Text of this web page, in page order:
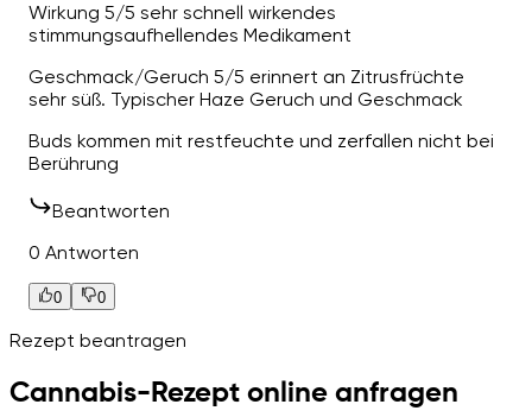
Wirkung 5/5 sehr schnell wirkendes
stimmungsaufhellendes Medikament
Geschmack/Geruch 5/5 erinnert an Zitrusfrüchte
sehr süß. Typischer Haze Geruch und Geschmack
Buds kommen mit restfeuchte und zerfallen nicht bei
Berührung
Beantworten
0 Antworten
0 0
Rezept beantragen
Cannabis-Rezept online anfragen